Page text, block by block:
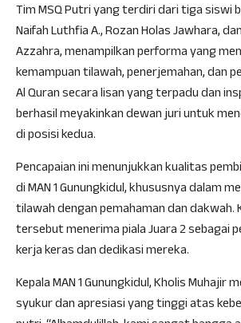
Tim MSQ Putri yang terdiri dari tiga siswi
Naifah Luthfia A., Rozan Holas Jawhara,
Azzahra, menampilkan performa yang
kemampuan tilawah, penerjemahan, dan
Al Quran secara lisan yang terpadu dan
berhasil meyakinkan dewan juri untuk
di posisi kedua.
Pencapaian ini menunjukkan kualitas
di MAN 1 Gunungkidul, khususnya dalam
tilawah dengan pemahaman dan dakwah.
tersebut menerima piala Juara 2 sebagai
kerja keras dan dedikasi mereka.
Kepala MAN 1 Gunungkidul, Kholis Muhajir
syukur dan apresiasi yang tinggi atas